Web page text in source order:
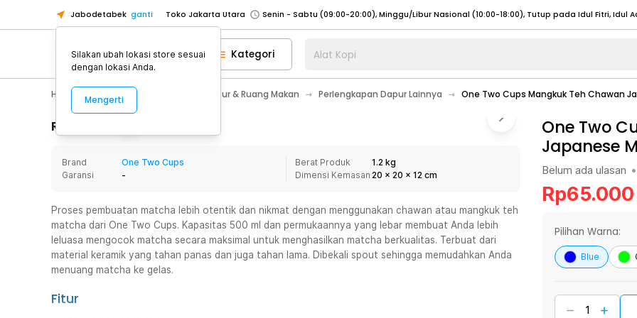
Jabodetabek ganti Toko Jakarta Utara
Toko Tangerang
Toko Cikupa
Pick n Go Jakarta Barat
Senin - Jumat (07:00 - 20:00), Sabtu - Minggu (08:00 - 20:00), Tutup pada Idul Fitri
Pick n Go Bekasi
Senin - Jumat (08:00 - 20:00), Sabtu - Minggu/ Libur Nasional (08:00 - 17:00) Selengkapnya
Senin - Jumat (08:00 - 20:00), Sabtu - Minggu/ Libur Nasional (08:00 - 17:00) Selengkapnya
Senin - Sabtu (09:00-20:00), Minggu/Libur Nasional (12:00-20:00), Tutup pada Idul Fitri
Toko Jakarta Barat
Senin - Sabtu (09:00-20:00), Minggu/Libur Nasional (12:00-20:00), Tutup pada Idul Fitri
Toko Tangerang
Toko Cikupa
Pick n Go Jakarta Barat
Senin - Jumat (07:00 - 20:00), Sabtu - Minggu (08:00 - 20:00), Tutup pada Idul Fitri
Pick n Go Bekasi
Selengkapnya
Kategori Alat Kopi
Home Appliance Perlengkapan Dapur & Ruang Makan Perlengkapan Dapur Lainnya One Two Cups Mangkuk Teh Chawan
Rincian Produk
Brand
One Two Cups
Garansi
-
Berat Produk
1.2 kg
Dimensi Kemasan 20 x 20 x 12 cm
Proses pembuatan matcha lebih otentik dan nikmat dengan menggunakan chawan atau mangkuk teh
matcha dari One Two Cups. Kapasitas 500 ml dan permukaannya yang lebar membuat Anda lebih
leluasa mengocok matcha secara maksimal untuk menghasilkan matcha berkualitas. Terbuat dari
material keramik yang tahan panas dan juga tahan lama. Dibekali spout sehingga memudahkan Anda
menuang matcha ke gelas.
Fitur
One Two
Japanese
Belum ada ulasan •
Rp65.000
Pilihan Warna:
Blue
Silakan ubah lokasi store sesuai
dengan lokasi Anda.
Mengerti